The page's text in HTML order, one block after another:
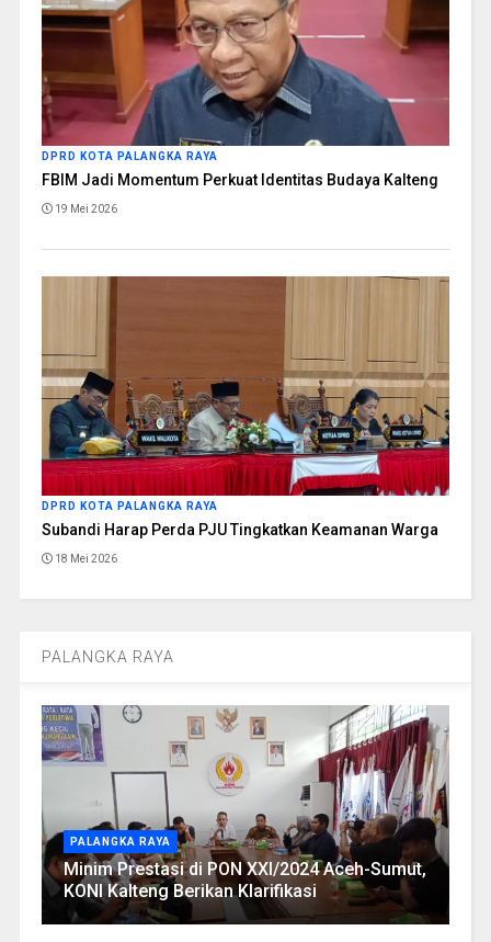
DPRD KOTA PALANGKA RAYA
FBIM Jadi Momentum Perkuat Identitas Budaya Kalteng
19 Mei 2026
DPRD KOTA PALANGKA RAYA
Subandi Harap Perda PJU Tingkatkan Keamanan Warga
18 Mei 2026
PALANGKA RAYA
PALANGKA RAYA
Minim Prestasi di PON XXI/2024 Aceh-Sumut,
KONI Kalteng Berikan Klarifikasi